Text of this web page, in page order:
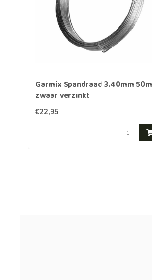
Garmix Spandraad 3.40mm 50m
zwaar verzinkt
€22,95